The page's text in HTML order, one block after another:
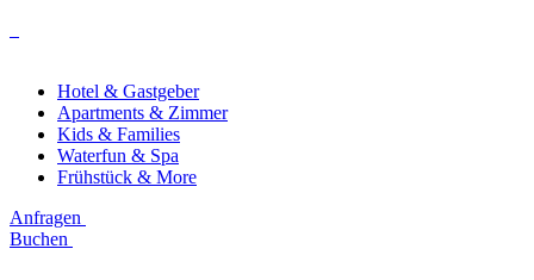
Hotel & Gastgeber
Apartments & Zimmer
Kids & Families
Waterfun & Spa
Frühstück & More
Anfragen
Buchen